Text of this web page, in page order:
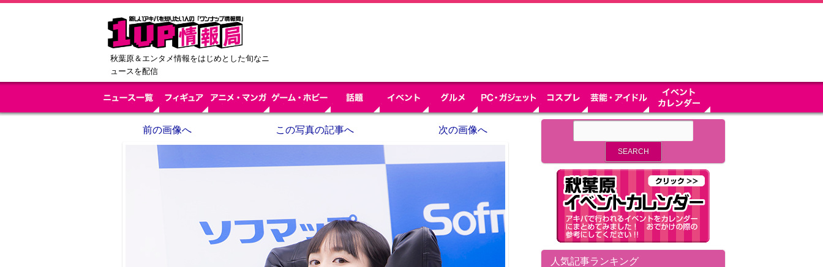
秋葉原＆エンタメ情報をはじめとした旬なニ
ュースを配信
前の画像へ この写真の記事へ 次の画像へ
人気記事ランキング